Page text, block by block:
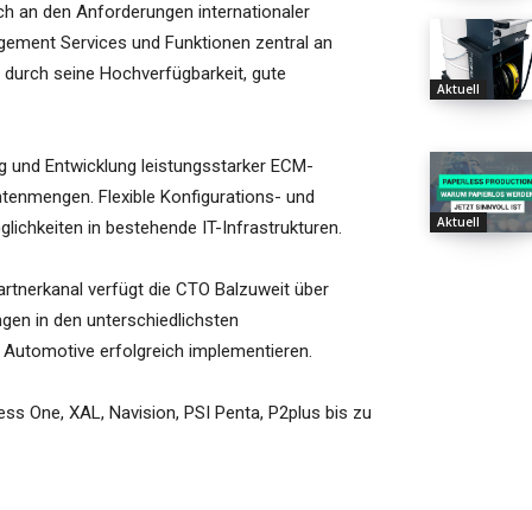
an den Anforderungen internationaler
Services und Funktionen zentral an
seine Hochverfügbarkeit, gute
Entwicklung leistungsstarker ECM-
Flexible Konfigurations- und
in bestehende IT-Infrastrukturen.
verfügt die CTO Balzuweit über
in den unterschiedlichsten
erfolgreich implementieren.
One, XAL, Navision, PSI Penta, P2plus bis zu
Aktuell
Aktuell